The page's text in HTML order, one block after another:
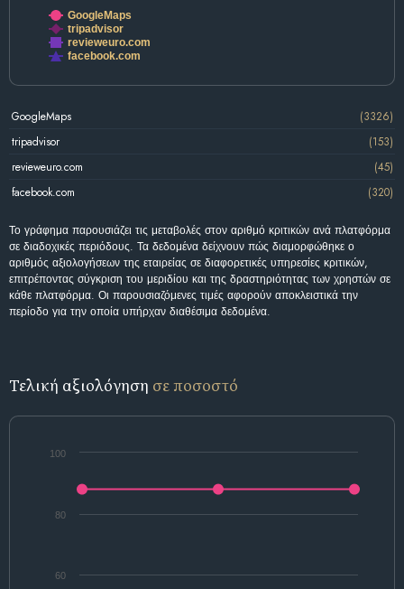
GoogleMaps
tripadvisor
revieweuro.com
facebook.com
GoogleMaps
(3326)
tripadvisor
(153)
revieweuro.com
(45)
facebook.com
(320)
Το γράφημα παρουσιάζει τις μεταβολές στον αριθμό κριτικών ανά πλατφόρμα
σε διαδοχικές περιόδους. Τα δεδομένα δείχνουν πώς διαμορφώθηκε ο
αριθμός αξιολογήσεων της εταιρείας σε διαφορετικές υπηρεσίες κριτικών,
επιτρέποντας σύγκριση του μεριδίου και της δραστηριότητας των χρηστών σε
κάθε πλατφόρμα. Οι παρουσιαζόμενες τιμές αφορούν αποκλειστικά την
περίοδο για την οποία υπήρχαν διαθέσιμα δεδομένα.
Τελική αξιολόγηση σε ποσοστό
60
80
100